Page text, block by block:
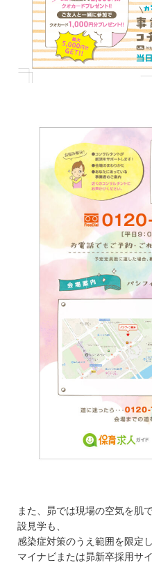
また、昴では現場の空気を肌
設見学も、
感染症対策のうえ範囲を限定
マイナビまたは昴新卒採用サ